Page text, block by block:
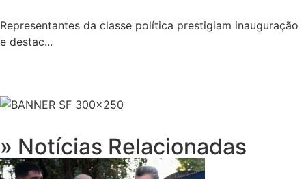
Representantes da classe política prestigiam inauguração
e destac...
» Notícias Relacionadas